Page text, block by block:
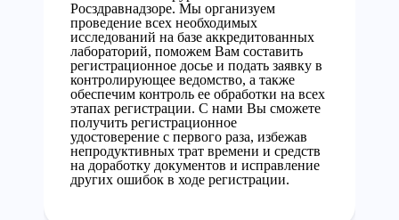
Росздравнадзоре. Мы организуем
проведение всех необходимых
исследований на базе аккредитованных
лабораторий, поможем Вам составить
регистрационное досье и подать заявку в
контролирующее ведомство, а также
обеспечим контроль ее обработки на всех
этапах регистрации. С нами Вы сможете
получить регистрационное
удостоверение с первого раза, избежав
непродуктивных трат времени и средств
на доработку документов и исправление
других ошибок в ходе регистрации.